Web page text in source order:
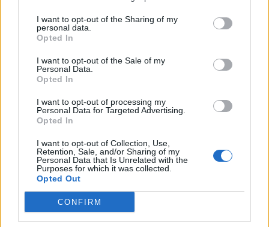
I want to opt-out of the Sharing of my
personal data.
Opted In
I want to opt-out of the Sale of my
Personal Data.
Opted In
I want to opt-out of processing my
Personal Data for Targeted Advertising.
Opted In
I want to opt-out of Collection, Use,
Retention, Sale, and/or Sharing of my
Personal Data that Is Unrelated with the
Purposes for which it was collected.
Opted Out
CONFIRM
Staran luetuimmat
1